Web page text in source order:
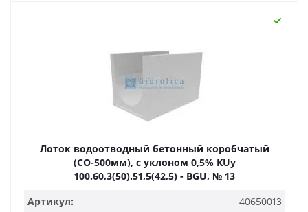
Лоток водоотводный бетонный коробчатый
(СО-500мм), с уклоном 0,5% КUу
100.60,3(50).51,5(42,5) - BGU, № 13
Артикул:
40650013